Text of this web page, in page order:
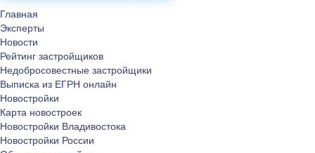
Главная
Эксперты
Новости
Рейтинг застройщиков
Недобросовестные застройщики
Выписка из ЕГРН онлайн
Новостройки
Карта новостроек
Новостройки Владивостока
Новостройки России